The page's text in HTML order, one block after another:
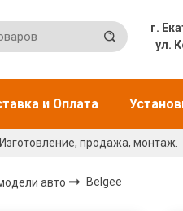
г.
ул.
и Оплата
продажа, монтаж.
авто Belgee